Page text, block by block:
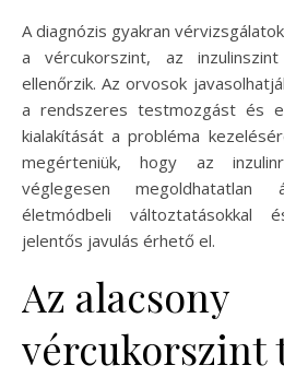
A diagnózis gyakran
a vércukorszint, az
ellenőrzik. Az orvosok
a rendszeres testmozgást és
kialakítását a probléma
megérteniük, hogy az
véglegesen
életmódbeli változtatásokkal
jelentős javulás érhető el.
Az alacsony
vércukorszint